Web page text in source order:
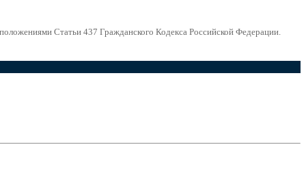
Статьи 437 Гражданского Кодекса Российской Федерации.